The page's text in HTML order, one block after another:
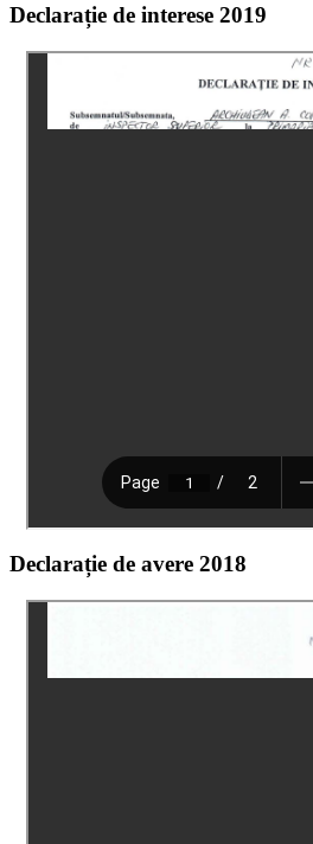
Declarație de interese 2019
Declarație de avere 2018